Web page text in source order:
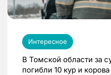
Интересное
В Томской области за
погибли 10 кур и корова